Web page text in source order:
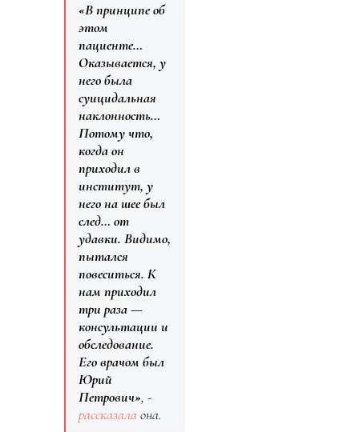
«В принципе об
этом
пациенте…
Оказывается, у
него была
суицидальная
наклонность…
Потому что,
когда он
приходил в
институт, у
него на шее был
след… от
удавки. Видимо,
пытался
повеситься. К
нам приходил
три раза —
консультации и
обследование.
Его врачом был
Юрий
Петрович», -
рассказала она.